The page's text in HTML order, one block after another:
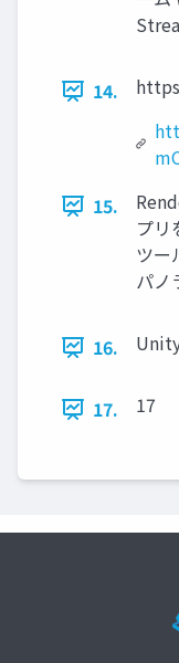
14.
15.
プリ
ツー
パノ
16.
17. 17